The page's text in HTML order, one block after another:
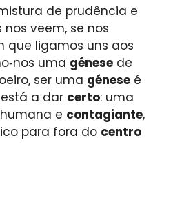
de prudência e
nos veem, se nos
que ligamos uns aos
uma génese de
ser uma génese é
a dar certo: uma
e contagiante,
para fora do centro